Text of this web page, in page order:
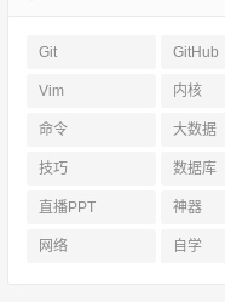
Git GitHub
Vim 内核
命令 大数据
技巧 数据库
直播PPT 神器
网络 自学